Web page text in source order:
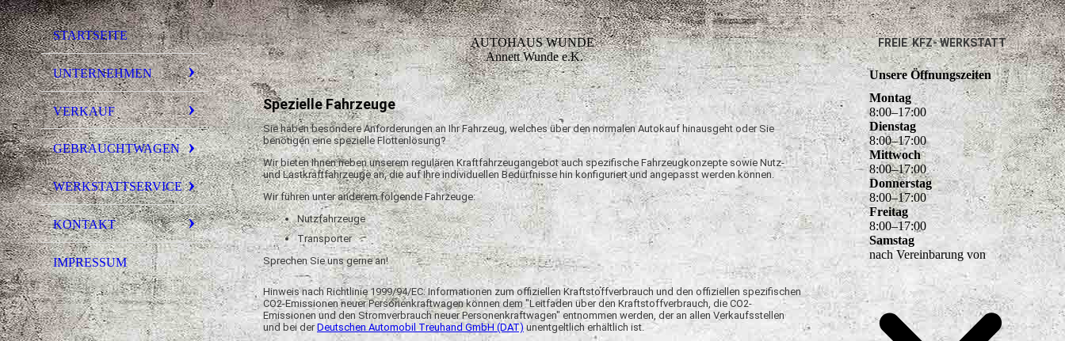
STARTSEITE
UNTERNEHMEN
VERKAUF
GEBRAUCHTWAGEN
WERKSTATTSERVICE
KONTAKT
IMPRESSUM
AUTOHAUS WUNDE
Annett Wunde e.K.
Spezielle Fahrzeuge
Sie haben besondere Anforderungen an Ihr Fahrzeug, welches über den normalen Autokauf hinausgeht oder Sie
benötigen eine spezielle Flottenlösung?
Wir bieten Ihnen neben unserem regulären Kraftfahrzeugangebot auch spezifische Fahrzeugkonzepte sowie Nutz-
und Lastkraftfahrzeuge an, die auf Ihre individuellen Bedürfnisse hin konfiguriert und angepasst werden können.
Wir führen unter anderem folgende Fahrzeuge:
Nutzfahrzeuge
Transporter
Sprechen Sie uns gerne an!
Hinweis nach Richtlinie 1999/94/EC: Informationen zum offiziellen Kraftstoffverbrauch und den offiziellen spezifischen
CO2-Emissionen neuer Personenkraftwagen können dem "Leitfaden über den Kraftstoffverbrauch, die CO2-
Emissionen und den Stromverbrauch neuer Personenkraftwagen" entnommen werden, der an allen Verkaufsstellen
und bei derDeutschen Automobil Treuhand GmbH (DAT) unentgeltlich erhältlich ist.
FREIE KFZ- WERKSTATT
Unsere Öffnungszeiten
Montag
8:00–17:00
Dienstag
8:00–17:00
Mittwoch
8:00–17:00
Donnerstag
8:00–17:00
Freitag
8:00–17:00
Samstag
nach Vereinbarung von